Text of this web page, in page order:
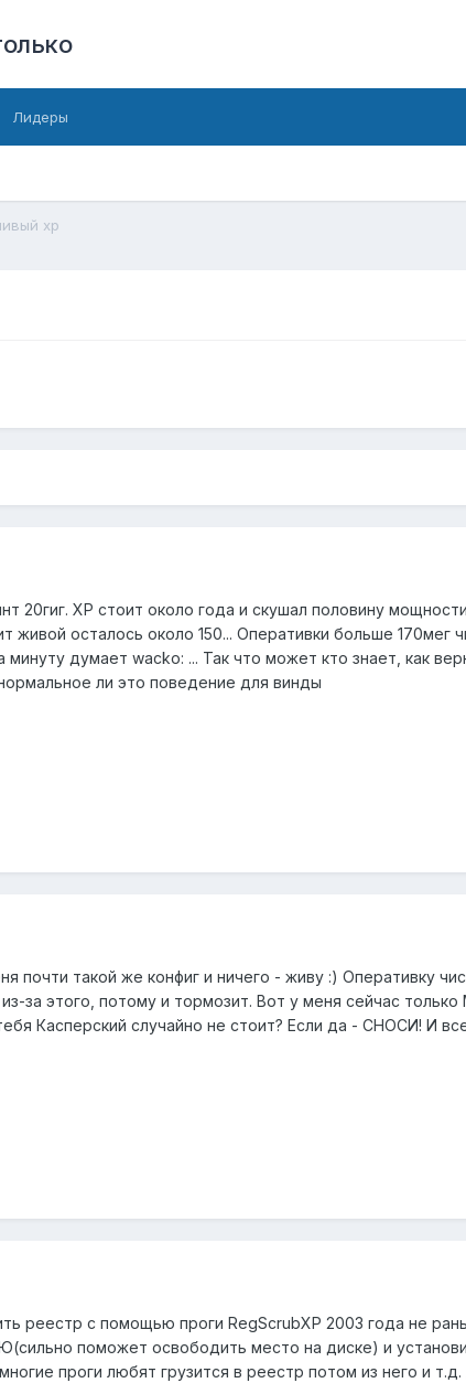
Лидеры
хр
20гиг. ХР стоит около года и скушал половину
живой осталось около 150... Оперативки больше 170мег
минуту думает wacko: ... Так что может кто знает, как
ли это поведение для винды
почти такой же конфиг и ничего - живу :) Оперативку
за этого, потому и тормозит. Вот у меня сейчас
Касперский случайно не стоит? Если да - СНОСИ! И
реестр с помощью проги RegScrubXP 2003 года не
поможет освободить место на диске) и установи
проги любят грузится в реестр потом из него и